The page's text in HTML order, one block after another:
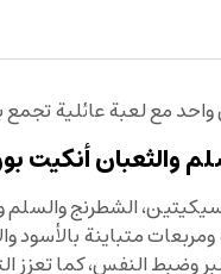
مع لعبة عائلية
والثعبانأنكيت
متباينة بالأسود
وضبط النفس، كما تعزز